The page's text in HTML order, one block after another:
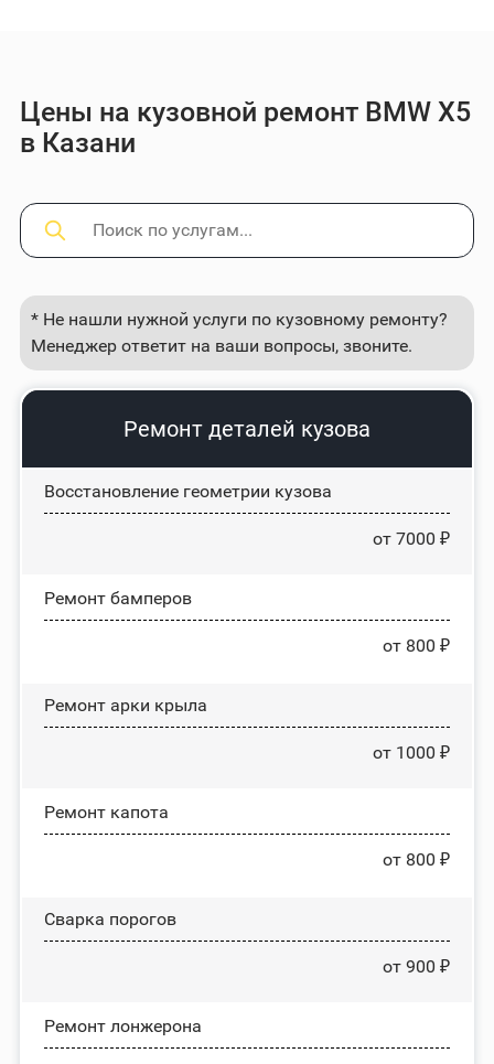
Цены на кузовной ремонт BMW X5
в Казани
* Не нашли нужной услуги по кузовному ремонту?
Менеджер ответит на ваши вопросы, звоните.
Ремонт деталей кузова
Восстановление геометрии кузова
от 7000 ₽
Ремонт бамперов
от 800 ₽
Ремонт арки крыла
от 1000 ₽
Ремонт капота
от 800 ₽
Сварка порогов
от 900 ₽
Ремонт лонжерона